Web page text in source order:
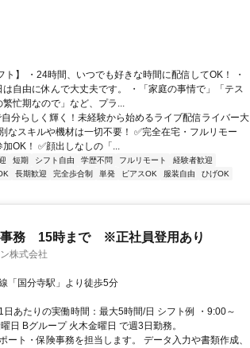
ト】 ・24時間、いつでも好きな時間に配信してOK！ ・
は自由に休んで大丈夫です。 ・「家庭の事情で」「テス
繁忙期なので」など、プラ...
分らしく輝く！未経験から始めるライブ配信ライバー大
なスキルや機材は一切不要！ ✅完全在宅・フルリモー
OK！ ✅顔出しなしの「...
短期 シフト自由 学歴不問 フルリモート
経験者歓迎
長期歓迎 完全歩合制 単発 ピアスOK 服装自由
ひげOK
事務 15時まで ※正社員登用あり
株式会社
「国分寺駅」より徒歩5分
あたりの実働時間：最大5時間/日 シフト例 ・9:00～
日 Bグループ 火木金曜日 で週3日勤務。
ト・保険事務を担当します。 データ入力や書類作成、